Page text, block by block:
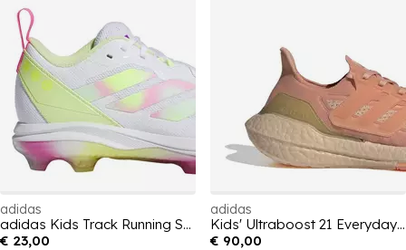
adidas
adidas Kids Track Running Spikes
€ 23,00
adidas
Kids' Ultraboost 21 Everyday Neutral Road Running Shoes
€ 90,00